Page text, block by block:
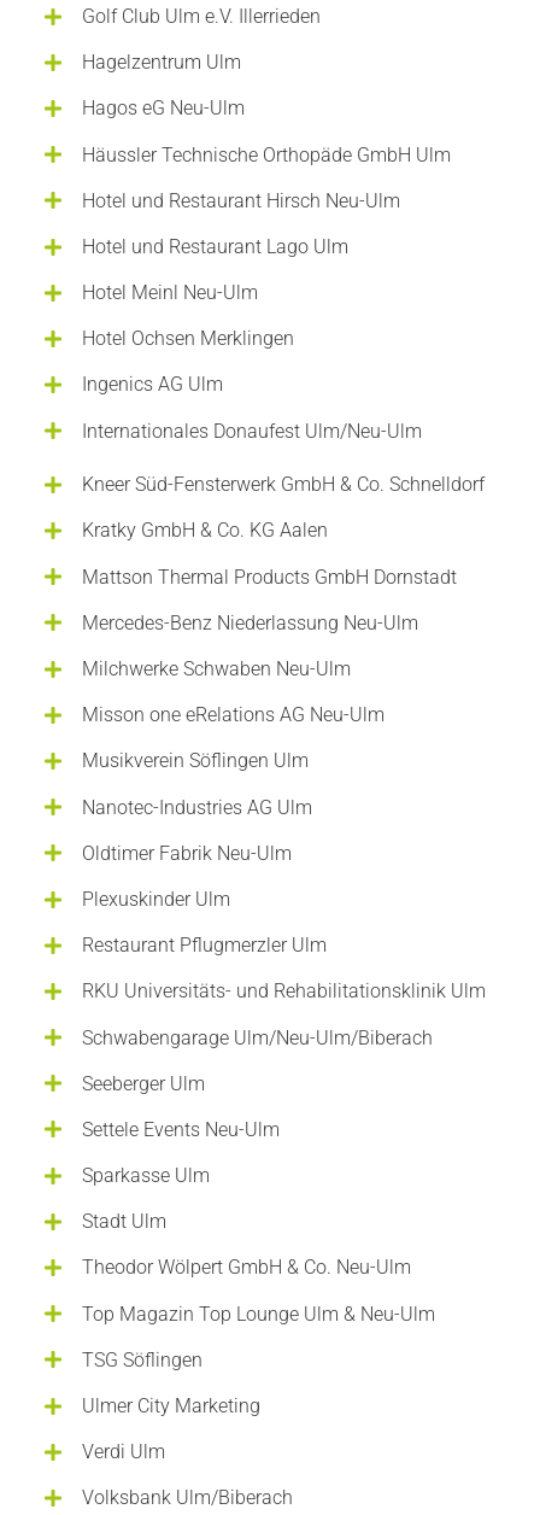
Golf Club Ulm e.V. Illerrieden
Hagelzentrum Ulm
Hagos eG Neu-Ulm
Häussler Technische Orthopäde GmbH Ulm
Hotel und Restaurant Hirsch Neu-Ulm
Hotel und Restaurant Lago Ulm
Hotel Meinl Neu-Ulm
Hotel Ochsen Merklingen
Ingenics AG Ulm
Internationales Donaufest Ulm/Neu-Ulm
Kneer Süd-Fensterwerk GmbH & Co. Schnelldorf
Kratky GmbH & Co. KG Aalen
Mattson Thermal Products GmbH Dornstadt
Mercedes-Benz Niederlassung Neu-Ulm
Milchwerke Schwaben Neu-Ulm
Misson one eRelations AG Neu-Ulm
Musikverein Söflingen Ulm
Nanotec-Industries AG Ulm
Oldtimer Fabrik Neu-Ulm
Plexuskinder Ulm
Restaurant Pflugmerzler Ulm
RKU Universitäts- und Rehabilitationsklinik Ulm
Schwabengarage Ulm/Neu-Ulm/Biberach
Seeberger Ulm
Settele Events Neu-Ulm
Sparkasse Ulm
Stadt Ulm
Theodor Wölpert GmbH & Co. Neu-Ulm
Top Magazin Top Lounge Ulm & Neu-Ulm
TSG Söflingen
Ulmer City Marketing
Verdi Ulm
Volksbank Ulm/Biberach